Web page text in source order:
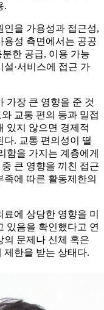
.
인을 가용성과 접근성,
용성 측면에서는 공공
한 공급, 이용 가능
·서비스에 접근 가
가장 큰 영향을 준 것
교통 편의 등과 밀접
있지 않으면 경제적
. 교통 편의성이 떨
함을 가지는 계층에게
큰 영향을 끼친 접근
에 따른 활동제한의
에 상당한 영향을 미
있음을 확인했다고 연
의 문제나 신체 혹은
제한을 받는 상태다.